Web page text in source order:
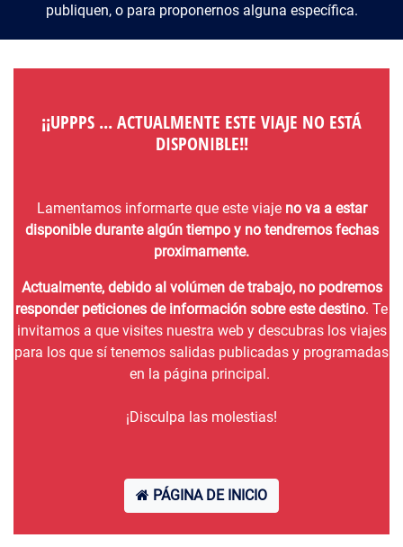
publiquen, o para proponernos alguna específica.
¡¡UPPPS ... ACTUALMENTE ESTE VIAJE NO ESTÁ
DISPONIBLE!!
Lamentamos informarte que este viaje no va a estar
disponible durante algún tiempo y no tendremos fechas
proximamente.
Actualmente, debido al volúmen de trabajo, no podremos
responder peticiones de información sobre este destino. Te
invitamos a que visites nuestra web y descubras los viajes
para los que sí tenemos salidas publicadas y programadas
en la página principal.
¡Disculpa las molestias!
PÁGINA DE INICIO